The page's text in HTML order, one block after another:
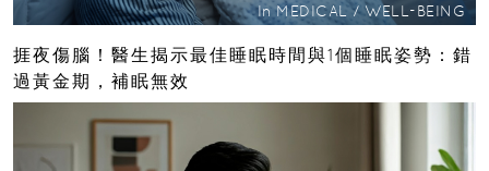
In MEDICAL/WELL-BEING
捱夜傷腦！醫生揭示最佳睡眠時間與1個睡眠姿勢：錯
過黃金期，補眠無效